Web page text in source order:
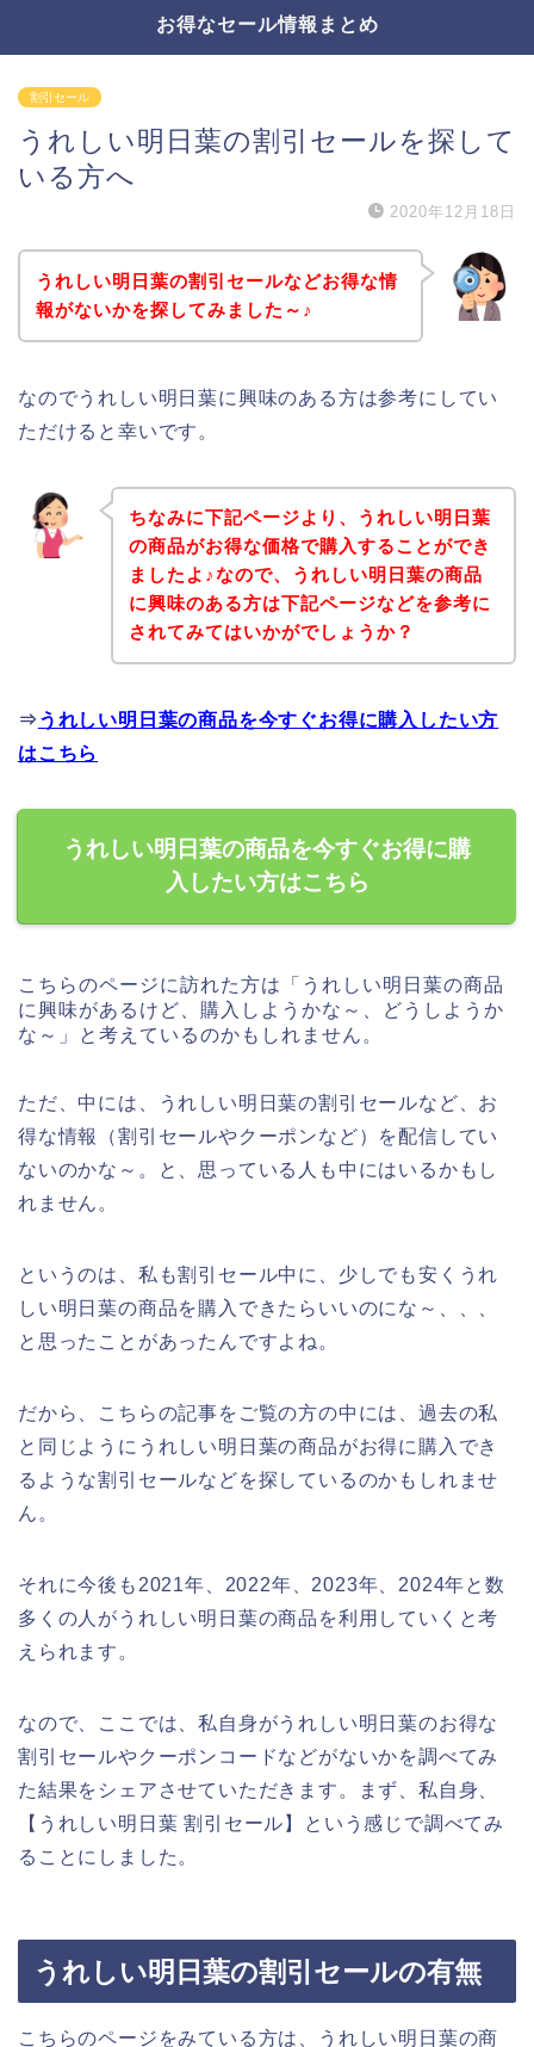
お得なセール情報まとめ
割引セール
うれしい明日葉の割引セールを探して
いる方へ
2020年12月18日
うれしい明日葉の割引セールなどお得な情
報がないかを探してみました～♪
なのでうれしい明日葉に興味のある方は参考にしてい
ただけると幸いです。
ちなみに下記ページより、うれしい明日葉
の商品がお得な価格で購入することができ
ましたよ♪なので、うれしい明日葉の商品
に興味のある方は下記ページなどを参考に
されてみてはいかがでしょうか？
⇒ うれしい明日葉の商品を今すぐお得に購入したい方
はこちら
うれしい明日葉の商品を今すぐお得に購
入したい方はこちら
こちらのページに訪れた方は「うれしい明日葉の商品
に興味があるけど、購入しようかな～、どうしようか
な～」と考えているのかもしれません。
ただ、中には、うれしい明日葉の割引セールなど、お
得な情報（割引セールやクーポンなど）を配信してい
ないのかな～。と、思っている人も中にはいるかもし
れません。
というのは、私も割引セール中に、少しでも安くうれ
しい明日葉の商品を購入できたらいいのにな～、、、
と思ったことがあったんですよね。
だから、こちらの記事をご覧の方の中には、過去の私
と同じようにうれしい明日葉の商品がお得に購入でき
るような割引セールなどを探しているのかもしれませ
ん。
それに今後も2021年、2022年、2023年、2024年と数
多くの人がうれしい明日葉の商品を利用していくと考
えられます。
なので、ここでは、私自身がうれしい明日葉のお得な
割引セールやクーポンコードなどがないかを調べてみ
た結果をシェアさせていただきます。まず、私自身、
【うれしい明日葉 割引セール】という感じで調べてみ
ることにしました。
うれしい明日葉の割引セールの有無
こちらのページをみている方は、うれしい明日葉の商